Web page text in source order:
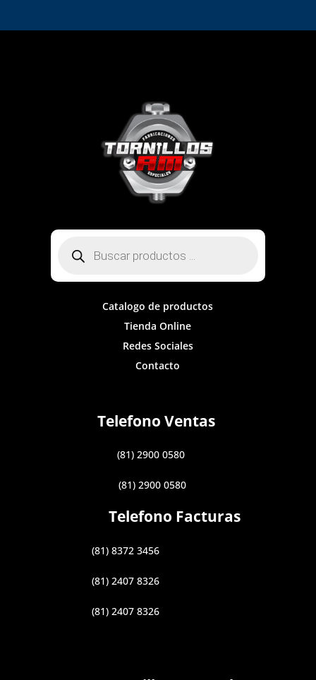
productos
Catalogo de productos
Tienda Online
Redes Sociales
Contacto
Telefono Ventas
(81) 2900 0580
(81) 2900 0580
Telefono Facturas
(81) 8372 3456
(81) 2407 8326
(81) 2407 8326